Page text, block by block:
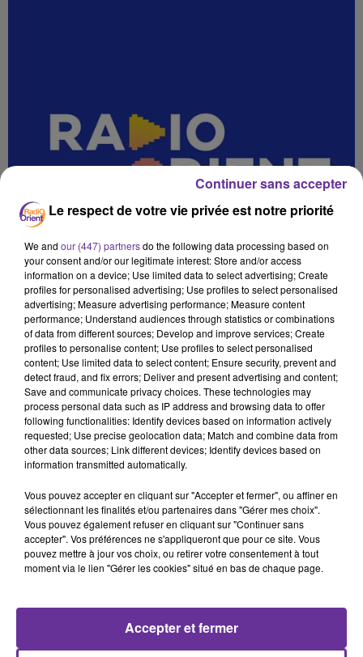
SPORT SANS FRONTIERE 13 10 2025 _
13 octobre 2025 - 1 sec
SPORT SANS FRONTIERE 13 10 2025 _
omar
SPORT SANS FRONTIERE 13 10 2025 _
SPORT SANS FRONTIERE 13 10 2025 _
0:00 1 sec
Le respect de votre vie privée est notre priorité
We and our (447) partnersdo the following data processing based on
your consent and/or our legitimate interest: Store and/or access
information on a device; Use limited data to select advertising; Create
profiles for personalised advertising; Use profiles to select personalised
advertising; Measure advertising performance; Measure content
performance; Understand audiences through statistics or combinations
of data from different sources; Develop and improve services; Create
profiles to personalise content; Use profiles to select personalised
content; Use limited data to select content; Ensure security, prevent and
detect fraud, and fix errors; Deliver and present advertising and content;
Save and communicate privacy choices. These technologies may
process personal data such as IP address and browsing data to offer
following functionalities: Identify devices based on information actively
requested; Use precise geolocation data; Match and combine data from
other data sources; Link different devices; Identify devices based on
information transmitted automatically.
Vous pouvez accepter en cliquant sur "Accepter et fermer", ou affiner en
sélectionnant les finalités et/ou partenaires dans "Gérer mes choix".
Vous pouvez également refuser en cliquant sur "Continuer sans
accepter". Vos préférences ne s'appliqueront que pour ce site. Vous
pouvez mettre à jour vos choix, ou retirer votre consentement à tout
moment via le lien "Gérer les cookies" situé en bas de chaque page.
Accepter et fermer
Continuer sans accepter